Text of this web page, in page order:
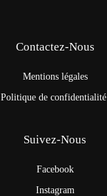
Contactez-Nous
Mentions légales
Politique de confidentialité
Suivez-Nous
Facebook
Instagram